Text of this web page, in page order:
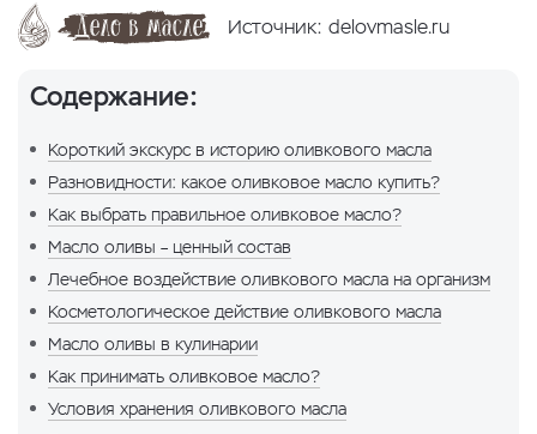
Источник: delovmasle.ru
Содержание:
Короткий экскурс в историю оливкового масла
Разновидности: какое оливковое масло купить?
Как выбрать правильное оливковое масло?
Масло оливы – ценный состав
Лечебное воздействие оливкового масла на организм
Косметологическое действие оливкового масла
Масло оливы в кулинарии
Как принимать оливковое масло?
Условия хранения оливкового масла